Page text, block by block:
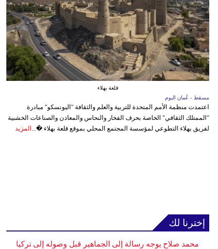
قلعة بهلاء
مسقط - عُمان اليوم
اعتمدت منظمة الأمم المتحدة للتربية والعلم والثقافة "اليونسكو" مبادرة
"الممتلك الثقافي" الخاصة بحرف الفخار والنحاس والمعادن والصناعات الخشبية
لفريق بهلاء التطوعي لمؤسسة المجتمع المحلي بموقع قلعة بهلاء �... المزيد
إخترنا لك
محمد صلاح يوجه رسالة إلى الجماهير قبل وصوله إلى تركيا